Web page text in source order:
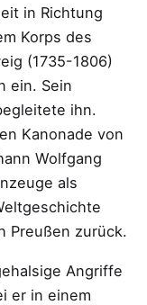
in Richtung
Korps des
(1735-1806)
ein. Sein
ihn.
Kanonade von
Wolfgang
als
Preußen zurück.
Angriffe
er in einem